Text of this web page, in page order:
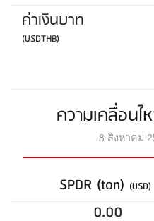
ค่าเงินบาท
(USDTHB)
ความเคลื่อน
8 สิงหาคม
SPDR (ton) (USD)
0.00